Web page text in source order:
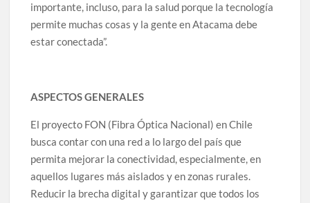
importante, incluso, para la salud porque la tecnología
permite muchas cosas y la gente en Atacama debe
estar conectada”.
ASPECTOS GENERALES
El proyecto FON (Fibra Óptica Nacional) en Chile
busca contar con una red a lo largo del país que
permita mejorar la conectividad, especialmente, en
aquellos lugares más aislados y en zonas rurales.
Reducir la brecha digital y garantizar que todos los